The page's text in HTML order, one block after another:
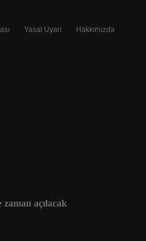
Yasal Uyarı Hakkımızda
açılacak